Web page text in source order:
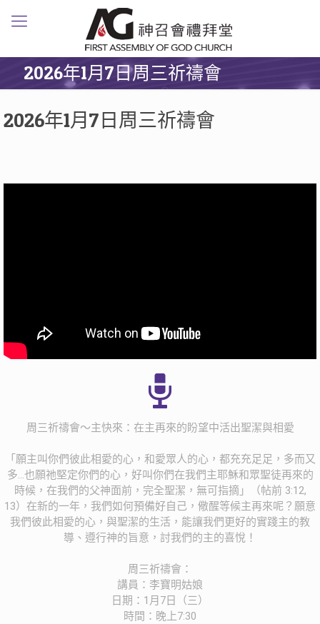
2026年1月7日周三祈禱會
2026年1月7日周三祈禱會
周三祈禱會～主快來：在主再來的盼望中活出聖潔與相愛
「願主叫你們彼此相愛的心，和愛眾人的心，都充充足足，多而又
多...也願祂堅定你們的心，好叫你們在我們主耶穌和眾聖徒再來的
時候，在我們的父神面前，完全聖潔，無可指摘」（帖前 3:12,
13）在新的一年，我們如何預備好自己，儆醒等候主再來呢？願意
我們彼此相愛的心，與聖潔的生活，能讓我們更好的實踐主的教
導、遵行神的旨意，討我們的主的喜悅！
周三祈禱會：
講員：李寶明姑娘
日期：1月7日（三）
時間：晚上7:30